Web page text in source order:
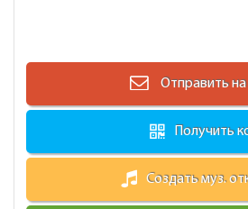
Отправить на
Получить
Создать муз.